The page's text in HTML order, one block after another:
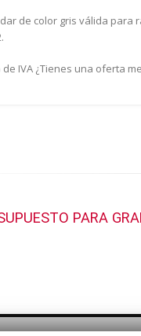
de color gris válida para
de IVA ¿Tienes una oferta
PARA